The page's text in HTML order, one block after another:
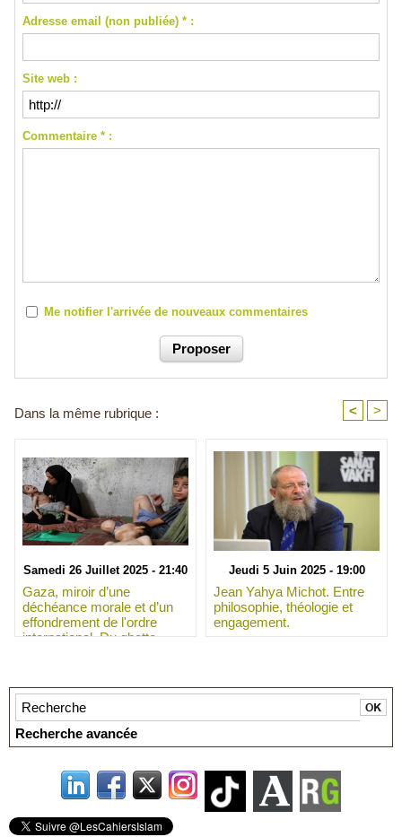
Adresse email (non publiée) * :
Site web :
Commentaire * :
Me notifier l'arrivée de nouveaux commentaires
Dans la même rubrique : < >
Samedi 26 Juillet 2025 - 21:40
Gaza, miroir d’une
déchéance morale et d’un
effondrement de l'ordre
international. Du ghetto
l’humanité.
Jeudi 5 Juin 2025 - 19:00
Jean Yahya Michot. Entre
philosophie, théologie et
engagement.
Recherche avancée